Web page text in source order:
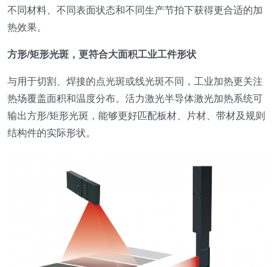
不同材料、不同表面状态和不同生产节拍下获得更合适的加
热效果。
方形/矩形光斑，更符合大面积工业工件形状
与用于切割、焊接的点光斑或线光斑不同，工业加热更关注
热场覆盖面积和温度分布。活力激光半导体激光加热系统可
输出方形/矩形光斑，能够更好匹配板材、片材、带材及规则
结构件的实际形状。